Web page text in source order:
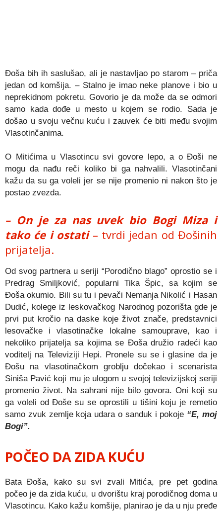
Đoša bih ih saslušao, ali je nastavljao po starom – priča
jedan od komšija. – Stalno je imao neke planove i bio u
neprekidnom pokretu. Govorio je da može da se odmori
samo kada dođe u mesto u kojem se rodio. Sada je
došao u svoju večnu kuću i zauvek će biti među svojim
Vlasotinčanima.
O Mitićima u Vlasotincu svi govore lepo, a o Đoši ne
mogu da nađu reči koliko bi ga nahvalili. Vlasotinčani
kažu da su ga voleli jer se nije promenio ni nakon što je
postao zvezda.
– On je za nas uvek bio Bogi Miza i
tako će i ostati– tvrdi jedan od Đošinih
prijatelja.
Od svog partnera u seriji “Porodično blago” oprostio se i
Predrag Smiljković, popularni Tika Špic, sa kojim se
Đoša okumio. Bili su tu i pevači Nemanja Nikolić i Hasan
Dudić, kolege iz leskovačkog Narodnog pozorišta gde je
prvi put kročio na daske koje život znače, predstavnici
lesovačke i vlasotinačke lokalne samouprave, kao i
nekoliko prijatelja sa kojima se Đoša družio radeći kao
voditelj na Televiziji Hepi. Pronele su se i glasine da je
Đošu na vlasotinačkom groblju dočekao i scenarista
Siniša Pavić koji mu je ulogom u svojoj televizijskoj seriji
promenio život. Na sahrani nije bilo govora. Oni koji su
ga voleli od Đoše su se oprostili u tišini koju je remetio
samo zvuk zemlje koja udara o sanduk i pokoje “E, moj
Bogi”.
POČEO DA ZIDA KUĆU
Bata Đoša, kako su svi zvali Mitića, pre pet godina
počeo je da zida kuću, u dvorištu kraj porodičnog doma u
Vlasotincu. Kako kažu komšije, planirao je da u nju pređe